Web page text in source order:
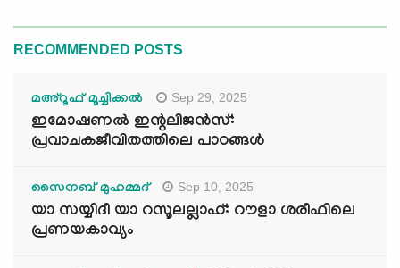
RECOMMENDED POSTS
മഅ്റൂഫ് മൂച്ചിക്കല്‍ Sep 29, 2025
ഇമോഷണൽ ഇന്റലിജൻസ്:
പ്രവാചകജീവിതത്തിലെ പാഠങ്ങൾ
സൈനബ് മുഹമ്മദ് Sep 10, 2025
യാ സയ്യിദീ യാ റസൂലല്ലാഹ്: റൗളാ ശരീഫിലെ
പ്രണയകാവ്യം